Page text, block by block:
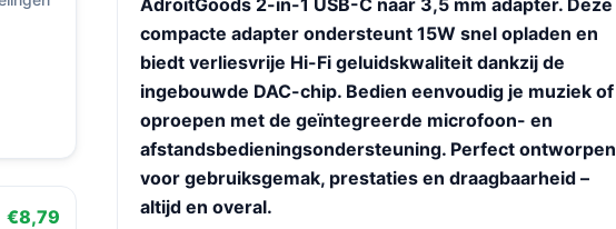
€8,79
AdroitGoods 2-in-1 USB-C naar 3,5 mm adapter. Deze
compacte adapter ondersteunt 15W snel opladen en
biedt verliesvrije Hi-Fi geluidskwaliteit dankzij de
ingebouwde DAC-chip. Bedien eenvoudig je muziek of
oproepen met de geïntegreerde microfoon- en
afstandsbedieningsondersteuning. Perfect ontworpen
voor gebruiksgemak, prestaties en draagbaarheid –
altijd en overal.